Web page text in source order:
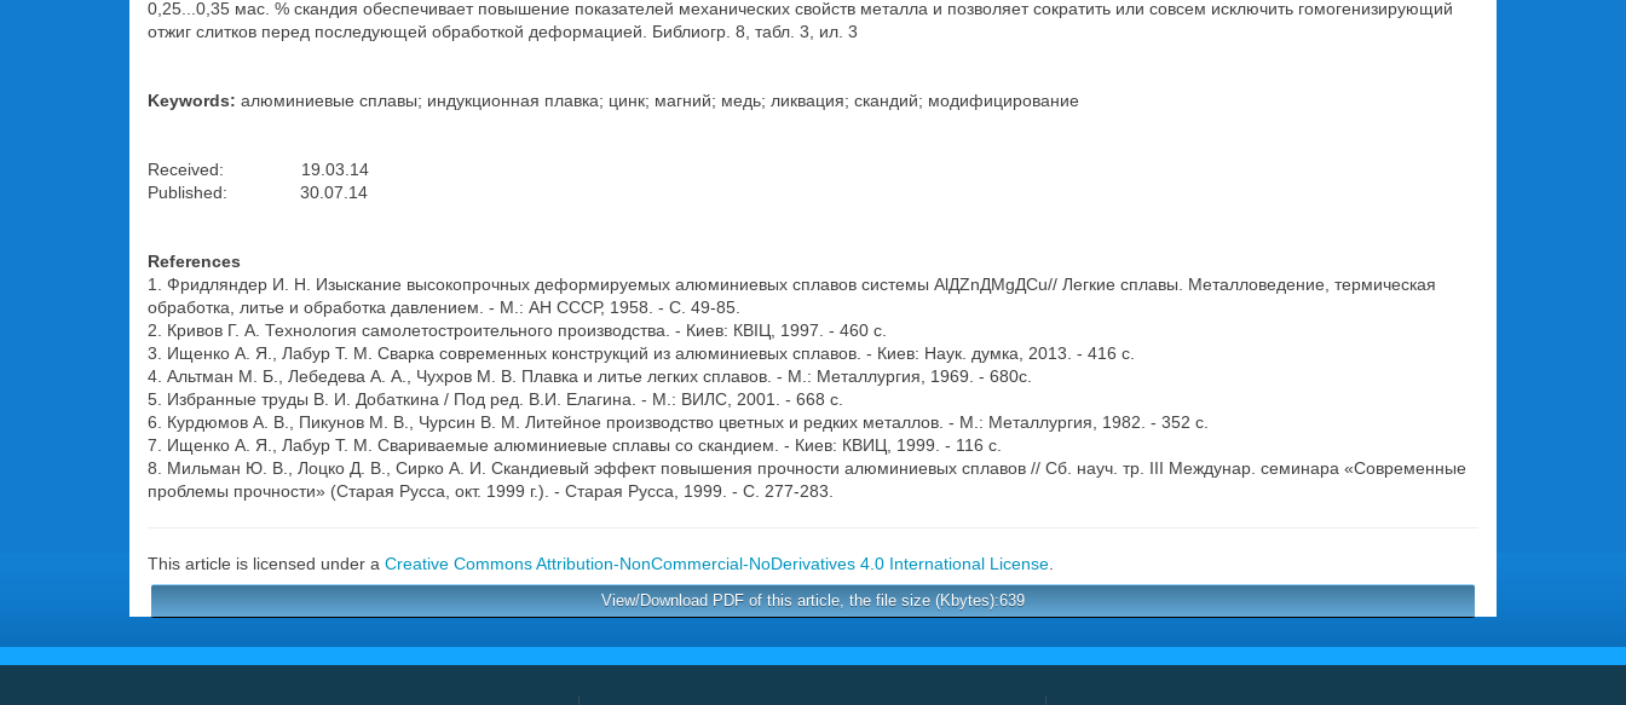
0,25...0,35 мас. % скандия обеспечивает повышение показателей механических свойств металла и позволяет сократить или совсем исключить гомогенизирующий
отжиг слитков перед последующей обработкой деформацией. Библиогр. 8, табл. 3, ил. 3
Keywords: алюминиевые сплавы; индукционная плавка; цинк; магний; медь; ликвация; скандий; модифицирование
Received: 19.03.14
Published: 30.07.14
References
1. Фридляндер И. Н. Изыскание высокопрочных деформируемых алюминиевых сплавов системы AlДZnДMgДCu// Легкие сплавы. Металловедение, термическая
обработка, литье и обработка давлением. - М.: АН СССР, 1958. - С. 49-85.
2. Кривов Г. А. Технология самолетостроительного производства. - Киев: КВІЦ, 1997. - 460 с.
3. Ищенко А. Я., Лабур Т. М. Сварка современных конструкций из алюминиевых сплавов. - Киев: Наук. думка, 2013. - 416 с.
4. Альтман М. Б., Лебедева А. А., Чухров М. В. Плавка и литье легких сплавов. - М.: Металлургия, 1969. - 680с.
5. Избранные труды В. И. Добаткина / Под ред. В.И. Елагина. - М.: ВИЛС, 2001. - 668 с.
6. Курдюмов А. В., Пикунов М. В., Чурсин В. М. Литейное производство цветных и редких металлов. - М.: Металлургия, 1982. - 352 с.
7. Ищенко А. Я., Лабур Т. М. Свариваемые алюминиевые сплавы со скандием. - Киев: КВИЦ, 1999. - 116 с.
8. Мильман Ю. В., Лоцко Д. В., Сирко А. И. Скандиевый эффект повышения прочности алюминиевых сплавов // Сб. науч. тр. III Междунар. семинара «Современные
проблемы прочности» (Старая Русса, окт. 1999 г.). - Старая Русса, 1999. - С. 277-283.
This article is licensed under a Creative Commons Attribution-NonCommercial-NoDerivatives 4.0 International License
View/Download PDF of this article, the file size (Kbytes):639